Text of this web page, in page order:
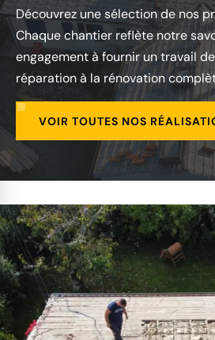
Découvrez une sélection de nos
Chaque chantier reflète notre
engagement à fournir un travail
réparation à la rénovation
VOIR TOUTES NOS